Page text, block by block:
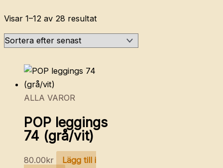
Visar 1–12 av 28 resultat
efter
ALLA VAROR
POP leggings
74 (grå/vit)
80.00kr
Lägg till i